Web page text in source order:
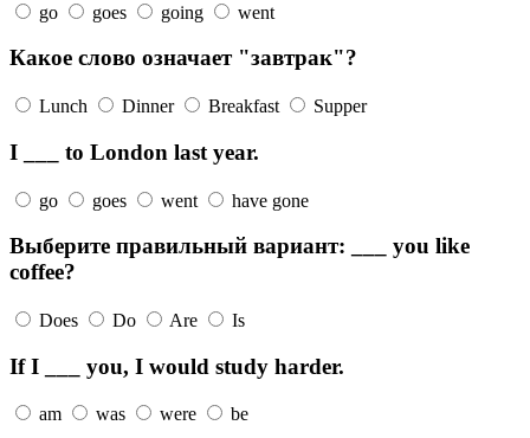
go goes going went
Какое слово означает "завтрак"?
Lunch Dinner Breakfast Supper
I ___ to London last year.
go goes went have gone
Выберите правильный вариант: ___ you like
coffee?
Does Do Are Is
If I ___ you, I would study harder.
am was were be